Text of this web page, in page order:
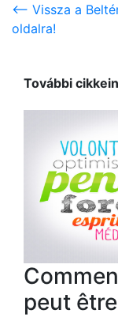
<-- Vissza a
oldalra!
További
peut